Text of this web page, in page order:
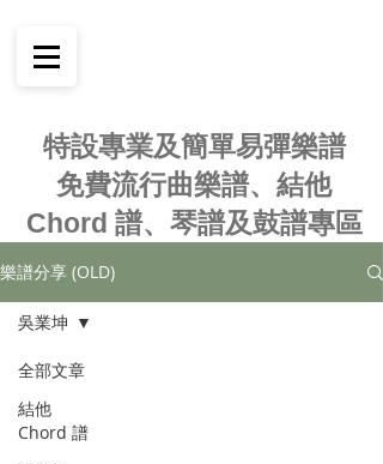
特設專業及簡單易彈樂譜
免費流行曲樂譜、結他
Chord 譜、琴譜及鼓譜專區
樂譜分享 (OLD)
全部文章
結他
Chord 譜
吳業坤